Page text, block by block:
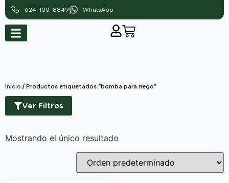
624-100-8849 WhatsApp
Inicio / Productos etiquetados “bomba para riego”
Ver Filtros
Mostrando el único resultado